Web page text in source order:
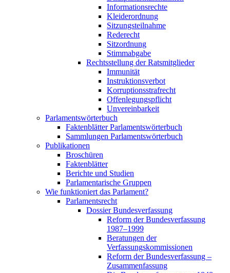
Informationsrechte
Kleiderordnung
Sitzungsteilnahme
Rederecht
Sitzordnung
Stimmabgabe
Rechtsstellung der Ratsmitglieder
Immunität
Instruktionsverbot
Korruptionsstrafrecht
Offenlegungspflicht
Unvereinbarkeit
Parlamentswörterbuch
Faktenblätter Parlamentswörterbuch
Sammlungen Parlamentswörterbuch
Publikationen
Broschüren
Faktenblätter
Berichte und Studien
Parlamentarische Gruppen
Wie funktioniert das Parlament?
Parlamentsrecht
Dossier Bundesverfassung
Reform der Bundesverfassung
1987–1999
Beratungen der
Verfassungskommissionen
Reform der Bundesverfassung –
Zusammenfassung